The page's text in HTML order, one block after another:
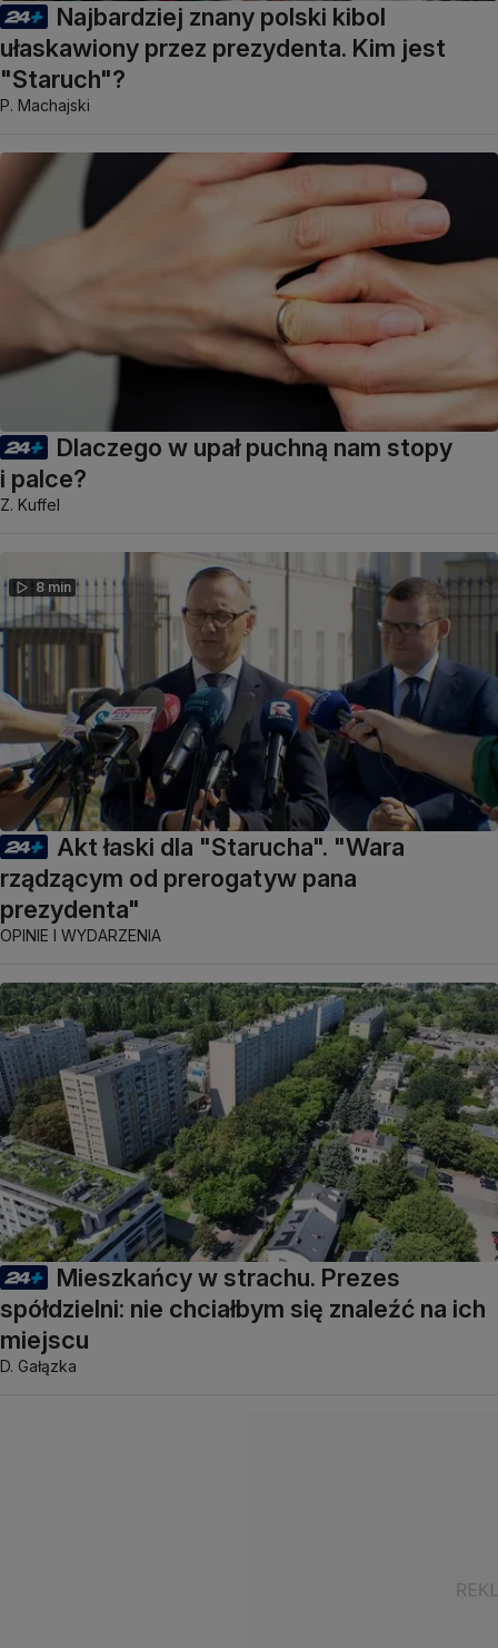
Najbardziej znany polski kibol
ułaskawiony przez prezydenta. Kim jest
"Staruch"?
P. Machajski
Dlaczego w upał puchną nam stopy
i palce?
Z. Kuffel
8 min
Akt łaski dla "Starucha". "Wara
rządzącym od prerogatyw pana
prezydenta"
OPINIE I WYDARZENIA
Mieszkańcy w strachu. Prezes
spółdzielni: nie chciałbym się znaleźć na ich
miejscu
D. Gałązka